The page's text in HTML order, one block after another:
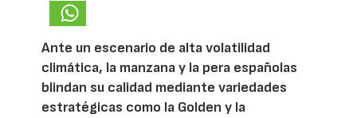
Ante un escenario de alta volatilidad
climática, la manzana y la pera españolas
blindan su calidad mediante variedades
estratégicas como la Golden y la